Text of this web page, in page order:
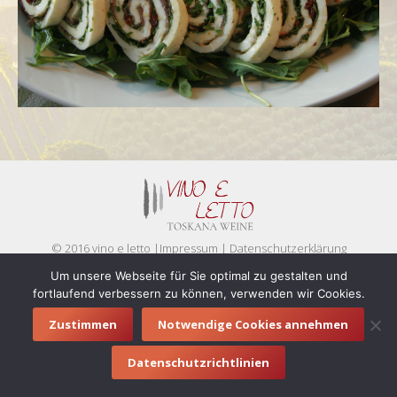
© 2016 vino e letto | Impressum | Datenschutzerklärung
Um unsere Webseite für Sie optimal zu gestalten und
fortlaufend verbessern zu können, verwenden wir Cookies.
Zustimmen Notwendige Cookies annehmen
Datenschutzrichtlinien